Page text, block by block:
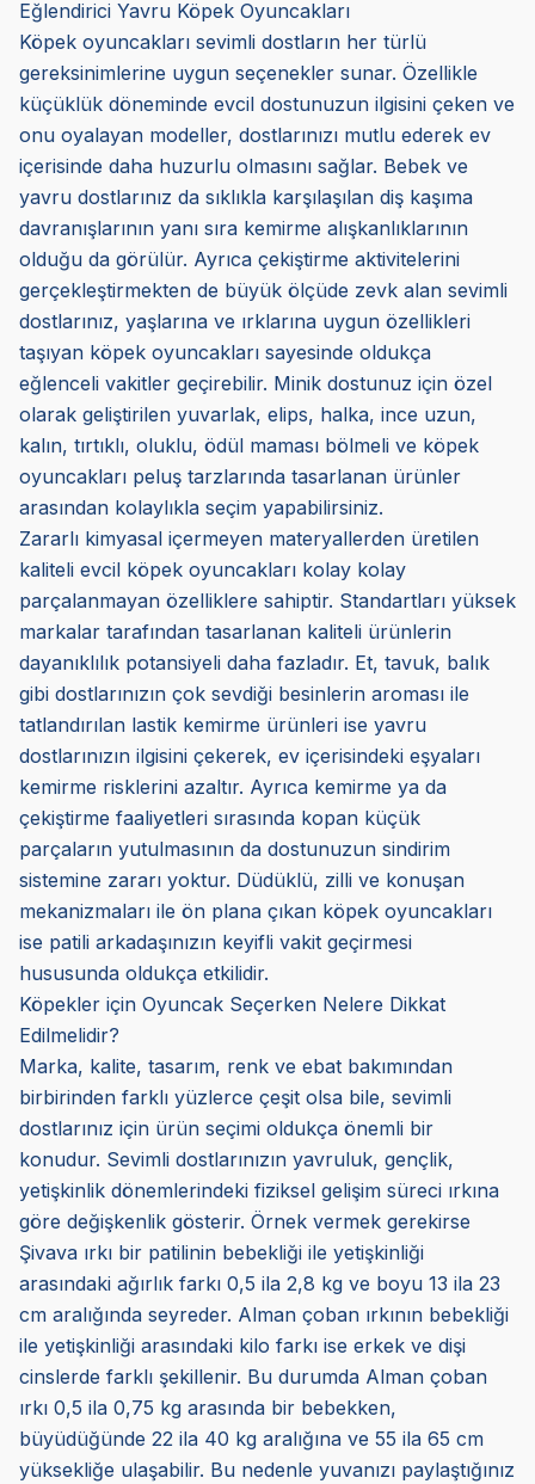
Eğlendirici Yavru Köpek Oyuncakları
Köpek oyuncakları sevimli dostların her türlü
gereksinimlerine uygun seçenekler sunar. Özellikle
küçüklük döneminde evcil dostunuzun ilgisini çeken ve
onu oyalayan modeller, dostlarınızı mutlu ederek ev
içerisinde daha huzurlu olmasını sağlar. Bebek ve
yavru dostlarınız da sıklıkla karşılaşılan diş kaşıma
davranışlarının yanı sıra kemirme alışkanlıklarının
olduğu da görülür. Ayrıca çekiştirme aktivitelerini
gerçekleştirmekten de büyük ölçüde zevk alan sevimli
dostlarınız, yaşlarına ve ırklarına uygun özellikleri
taşıyan köpek oyuncakları sayesinde oldukça
eğlenceli vakitler geçirebilir. Minik dostunuz için özel
olarak geliştirilen yuvarlak, elips, halka, ince uzun,
kalın, tırtıklı, oluklu, ödül maması bölmeli ve köpek
oyuncakları peluş tarzlarında tasarlanan ürünler
arasından kolaylıkla seçim yapabilirsiniz.
Zararlı kimyasal içermeyen materyallerden üretilen
kaliteli evcil köpek oyuncakları kolay kolay
parçalanmayan özelliklere sahiptir. Standartları yüksek
markalar tarafından tasarlanan kaliteli ürünlerin
dayanıklılık potansiyeli daha fazladır. Et, tavuk, balık
gibi dostlarınızın çok sevdiği besinlerin aroması ile
tatlandırılan lastik kemirme ürünleri ise yavru
dostlarınızın ilgisini çekerek, ev içerisindeki eşyaları
kemirme risklerini azaltır. Ayrıca kemirme ya da
çekiştirme faaliyetleri sırasında kopan küçük
parçaların yutulmasının da dostunuzun sindirim
sistemine zararı yoktur. Düdüklü, zilli ve konuşan
mekanizmaları ile ön plana çıkan köpek oyuncakları
ise patili arkadaşınızın keyifli vakit geçirmesi
hususunda oldukça etkilidir.
Köpekler için Oyuncak Seçerken Nelere Dikkat
Edilmelidir?
Marka, kalite, tasarım, renk ve ebat bakımından
birbirinden farklı yüzlerce çeşit olsa bile, sevimli
dostlarınız için ürün seçimi oldukça önemli bir
konudur. Sevimli dostlarınızın yavruluk, gençlik,
yetişkinlik dönemlerindeki fiziksel gelişim süreci ırkına
göre değişkenlik gösterir. Örnek vermek gerekirse
Şivava ırkı bir patilinin bebekliği ile yetişkinliği
arasındaki ağırlık farkı 0,5 ila 2,8 kg ve boyu 13 ila 23
cm aralığında seyreder. Alman çoban ırkının bebekliği
ile yetişkinliği arasındaki kilo farkı ise erkek ve dişi
cinslerde farklı şekillenir. Bu durumda Alman çoban
ırkı 0,5 ila 0,75 kg arasında bir bebekken,
büyüdüğünde 22 ila 40 kg aralığına ve 55 ila 65 cm
yüksekliğe ulaşabilir. Bu nedenle yuvanızı paylaştığınız